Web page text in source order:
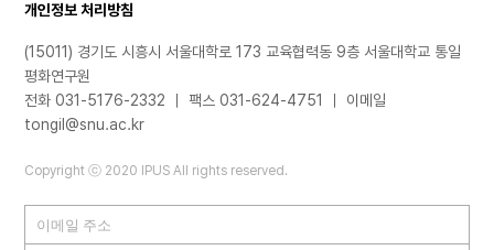
개인정보 처리방침
(15011) 경기도 시흥시 서울대학로 173 교육협력동 9층 서울대학교 통일
평화연구원
전화 031-5176-2332 ｜ 팩스 031-624-4751 ｜ 이메일
tongil@snu.ac.kr
Copyright ⓒ 2020 IPUS All rights reserved.